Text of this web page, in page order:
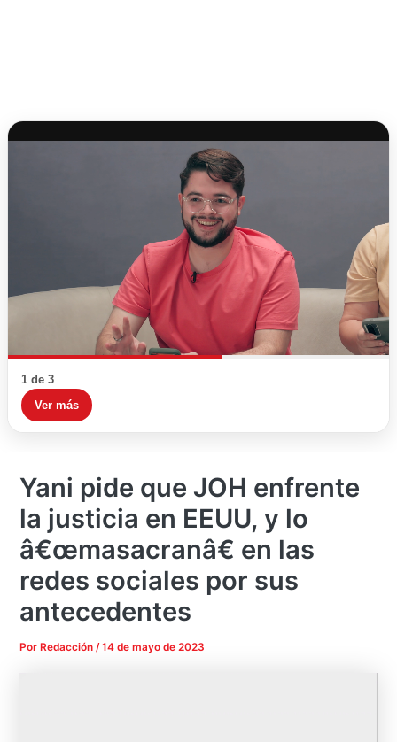
1 de 3
Ver más
Yani pide que JOH enfrente
la justicia en EEUU, y lo
â€œmasacranâ€ en las
redes sociales por sus
antecedentes
Por Redacción/14 de mayo de 2023